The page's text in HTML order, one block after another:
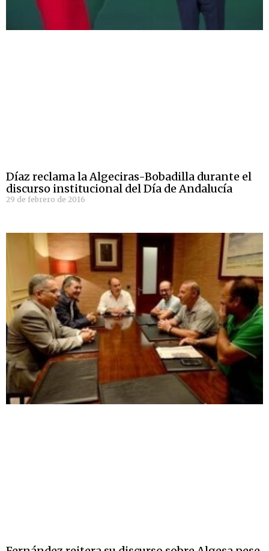
Díaz reclama la Algeciras-Bobadilla durante el
discurso institucional del Día de Andalucía
29 de febrero de 2016